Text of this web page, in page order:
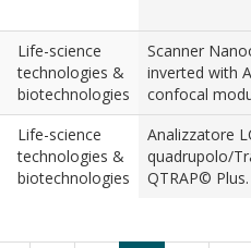
Life-science
technologies &
biotechnologies
Scanner
inverted with
confocal
Life-science
technologies &
biotechnologies
Analizzatore
quadrupolo/
QTRAP©